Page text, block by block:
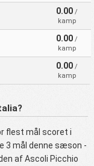
0.00 /
kamp
0.00 /
kamp
0.00 /
kamp
flest mål scoret i
3 mål denne sæson -
af Ascoli Picchio